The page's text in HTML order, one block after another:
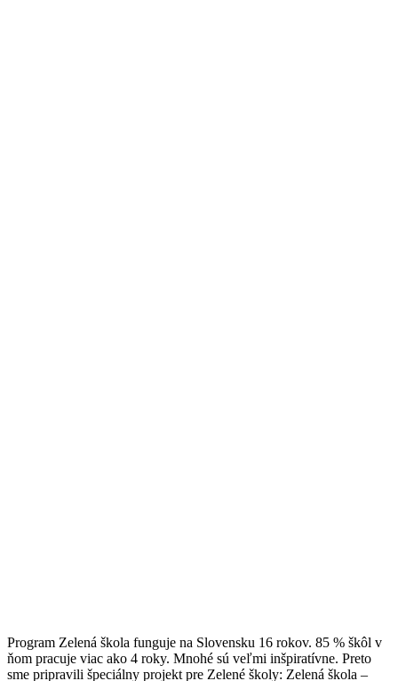
Program Zelená škola funguje na Slovensku 16 rokov. 85 % škôl v
ňom pracuje viac ako 4 roky. Mnohé sú veľmi inšpiratívne. Preto
sme pripravili špeciálny projekt pre Zelené školy: Zelená škola –